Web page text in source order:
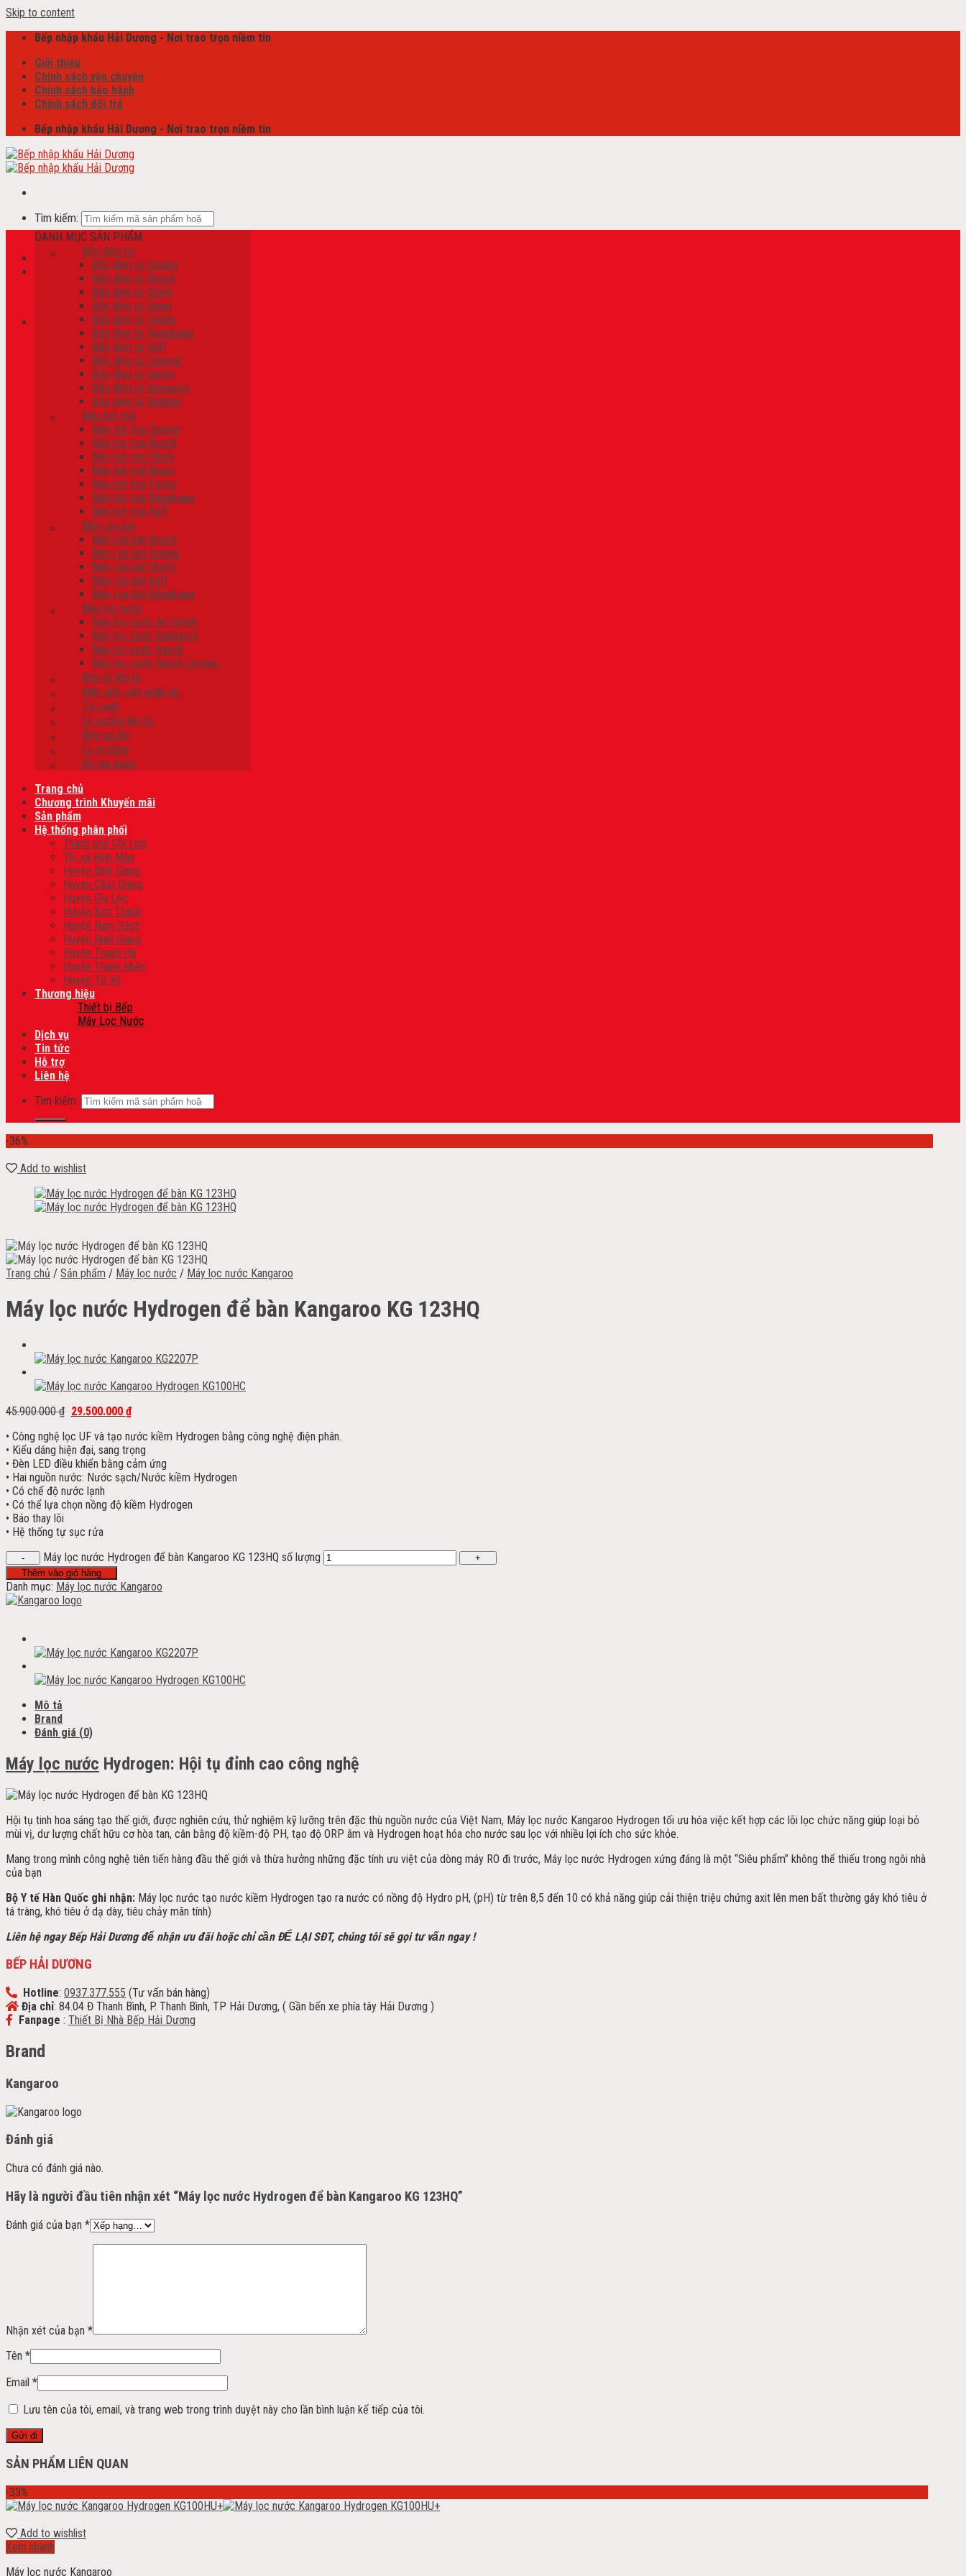
Skip to content
Bếp nhập khẩu Hải Dương - Nơi trao trọn niềm tin
Giới thiệu
Chính sách vận chuyển
Chính sách bảo hành
Chính sách đổi trả
Bếp nhập khẩu Hải Dương - Nơi trao trọn niềm tin
Tìm kiếm:
Giỏ hàng /0₫
Chưa có sản phẩm trong giỏ hàng.
Chưa có sản phẩm trong giỏ hàng.
DANH MỤC SẢN PHẨM
Bếp điện từ
Bếp điện từ Spelier
Bếp điện từ Bosch
Bếp điện từ Chefs
Bếp điện từ Bauer
Bếp điện từ Faster
Bếp điện từ Nagakawa
Bếp điện từ Kaff
Bếp điện từ Canaval
Bếp điện từ Genny
Bếp điện từ Kangaroo
Bếp điện từ Rudiger
Máy hút mùi
Máy hút mùi Spelier
Máy hút mùi Bosch
Máy hút mùi Chefs
Máy hút mùi Bauer
Máy hút mùi Faster
Máy hút mùi Nagakawa
Máy hút mùi Kaff
Máy rửa bát
Máy rửa bát Bosch
Máy rửa bát Spelier
Máy rửa bát Chef’s
Máy rửa bát Kaff
Máy rửa bát Nagakawa
Máy lọc nước
Máy lọc nước Ao Smith
Máy lọc nước Kangaroo
Máy lọc nước Karofi
Máy lọc nước Karofi Livotec
Bếp tủ liền lò
Máy giặt, sấy quần áo
Tủ Lạnh
Lò nướng âm tủ
Bếp ga âm
Lò vi sóng
Đồ gia dụng
Trang chủ
Chương trình Khuyến mãi
Sản phẩm
Hệ thống phân phối
Thành phố Chí Linh
Thị xã Kinh Môn
Huyện Bình Giang
Huyện Cẩm Giàng
Huyện Gia Lộc
Huyện Kim Thành
Huyện Nam Sách
Huyện Ninh Giang
Huyện Thanh Hà
Huyện Thanh Miện
Huyện Tứ Kỳ
Thương hiệu
Thiết bị Bếp
Máy Lọc Nước
Dịch vụ
Tin tức
Hỗ trợ
Liên hệ
Tìm kiếm:
-36%
Add to wishlist
Trang chủ / Sản phẩm / Máy lọc nước / Máy lọc nước Kangaroo
Máy lọc nước Hydrogen để bàn Kangaroo KG 123HQ
45.900.000₫ 29.500.000 ₫
• Công nghệ lọc UF và tạo nước kiềm Hydrogen bằng công nghệ điện phân.
• Kiểu dáng hiện đại, sang trọng
• Đèn LED điều khiển bằng cảm ứng
• Hai nguồn nước: Nước sạch/Nước kiềm Hydrogen
• Có chế độ nước lạnh
• Có thể lựa chọn nồng độ kiềm Hydrogen
• Báo thay lõi
• Hệ thống tự sục rửa
Máy lọc nước Hydrogen để bàn Kangaroo KG 123HQ số lượng
Thêm vào giỏ hàng
Danh mục: Máy lọc nước Kangaroo
Mô tả
Brand
Đánh giá (0)
Máy lọc nước Hydrogen: Hội tụ đỉnh cao công nghệ
Hội tụ tinh hoa sáng tạo thế giới, được nghiên cứu, thử nghiệm kỹ lưỡng trên đặc thù nguồn nước của Việt Nam, Máy lọc nước Kangaroo Hydrogen tối ưu hóa việc kết hợp các lõi lọc chức năng giúp loại bỏ
mùi vị, dư lượng chất hữu cơ hòa tan, cân bằng độ kiềm-độ PH, tạo độ ORP âm và Hydrogen hoạt hóa cho nước sau lọc với nhiều lợi ích cho sức khỏe.
Mang trong mình công nghệ tiên tiến hàng đầu thế giới và thừa hưởng những đặc tính ưu việt của dòng máy RO đi trước, Máy lọc nước Hydrogen xứng đáng là một “Siêu phẩm” không thể thiếu trong ngôi nhà
của bạn
Bộ Y tế Hàn Quốc ghi nhận: Máy lọc nước tạo nước kiềm Hydrogen tạo ra nước có nồng độ Hydro pH, (pH) từ trên 8,5 đến 10 có khả năng giúp cải thiện triệu chứng axit lên men bất thường gây khó tiêu ở
tá tràng, khó tiêu ở dạ dày, tiêu chảy mãn tính)
Liên hệ ngay Bếp Hải Dương để nhận ưu đãi hoặc chỉ cần ĐỂ LẠI SĐT, chúng tôi sẽ gọi tư vấn ngay !
BẾP HẢI DƯƠNG
Hotline: 0937.377.555 (Tư vấn bán hàng)
Địa chỉ: 84.04 Đ Thanh Bình, P. Thanh Bình, TP Hải Dương, ( Gần bến xe phía tây Hải Dương )
Fanpage : Thiết Bị Nhà Bếp Hải Dương
Brand
Kangaroo
Đánh giá
Chưa có đánh giá nào.
Hãy là người đầu tiên nhận xét “Máy lọc nước Hydrogen để bàn Kangaroo KG 123HQ”
Đánh giá của bạn *
Nhận xét của bạn *
Tên *
Email *
Lưu tên của tôi, email, và trang web trong trình duyệt này cho lần bình luận kế tiếp của tôi.
SẢN PHẨM LIÊN QUAN
-33%
Add to wishlist
Xem nhanh
Máy lọc nước Kangaroo